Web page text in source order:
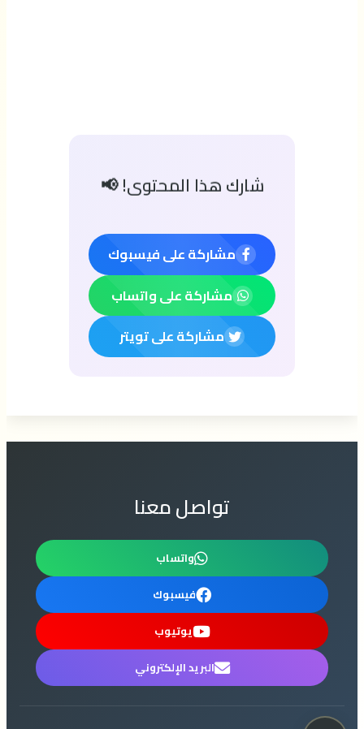
شارك هذا المحتوى! 📢
مشاركة على فيسبوك
مشاركة على واتساب
مشاركة على تويتر
تواصل معنا
واتساب
فيسبوك
يوتيوب
البريد الإلكتروني